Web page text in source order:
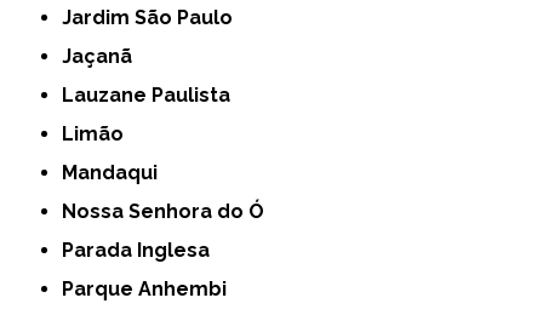
Jardim São Paulo
Jaçanã
Lauzane Paulista
Limão
Mandaqui
Nossa Senhora do Ó
Parada Inglesa
Parque Anhembi